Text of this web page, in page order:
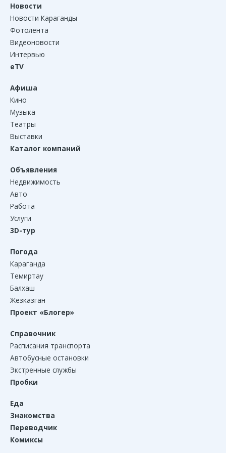
Новости
Новости Караганды
Фотолента
Видеоновости
Интервью
eTV
Афиша
Кино
Музыка
Театры
Выставки
Каталог компаний
Объявления
Недвижимость
Авто
Работа
Услуги
3D-тур
Погода
Караганда
Темиртау
Балхаш
Жезказган
Проект «Блогер»
Справочник
Расписания транспорта
Автобусные остановки
Экстренные службы
Пробки
Еда
Знакомства
Переводчик
Комиксы